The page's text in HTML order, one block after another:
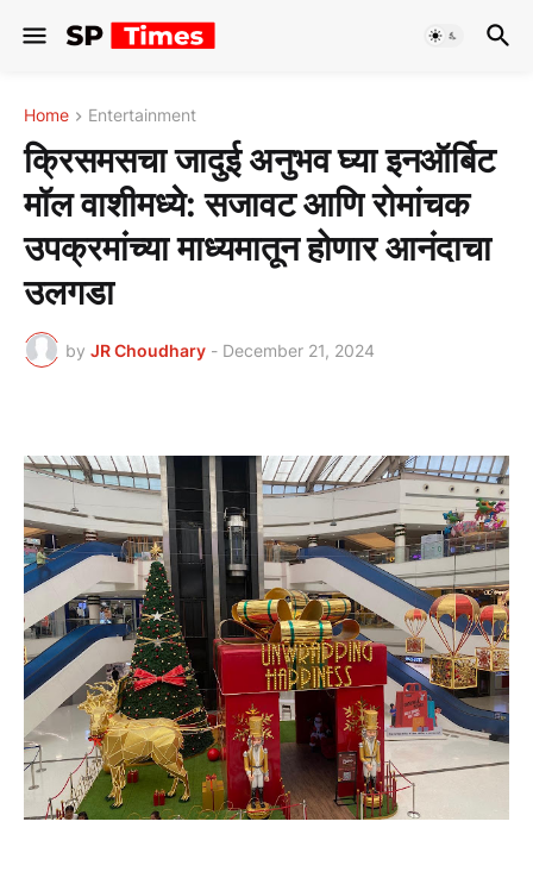
Home Entertainment
क्रिसमसचा जादुई अनुभव घ्या इनऑर्बिट
मॉल वाशीमध्ये: सजावट आणि रोमांचक
उपक्रमांच्या माध्यमातून होणार आनंदाचा
उलगडा
by JR Choudhary - December 21, 2024